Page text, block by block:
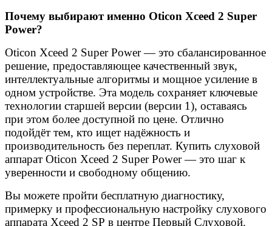
Почему выбирают именно Oticon Xceed 2 Super
Power?
Oticon Xceed 2 Super Power — это сбалансированное
решение, предоставляющее качественный звук,
интеллектуальные алгоритмы и мощное усиление в
одном устройстве. Эта модель сохраняет ключевые
технологии старшей версии (версии 1), оставаясь
при этом более доступной по цене. Отлично
подойдёт тем, кто ищет надёжность и
производительность без переплат. Купить слуховой
аппарат Oticon Xceed 2 Super Power — это шаг к
уверенности и свободному общению.
Вы можете пройти бесплатную диагностику,
примерку и профессиональную настройку слухового
аппарата Xceed 2 SP в центре Первый Слуховой.